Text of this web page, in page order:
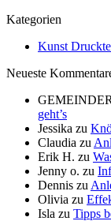
Kategorien
Kunst
Neueste
geht’s
Jessika zu
Claudia zu
Erik H. zu
Jenny o. zu
Dennis zu
Olivia zu
Isla zu Tipps